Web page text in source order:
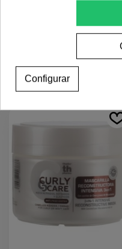
50 ML
22,95 €
Añadir al carrito
Configurar